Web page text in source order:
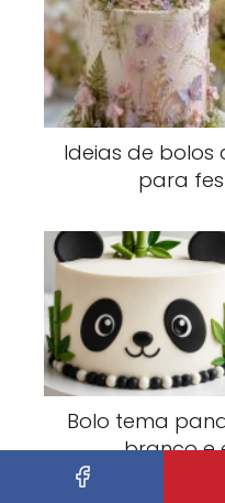
Ideias de
para
Bolo tema
branco e